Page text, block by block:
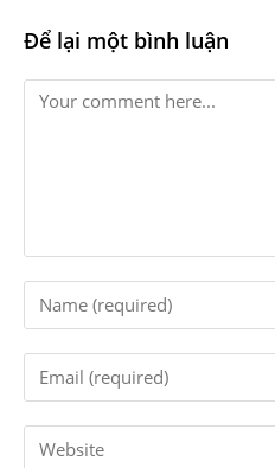
Để lại một bình luận